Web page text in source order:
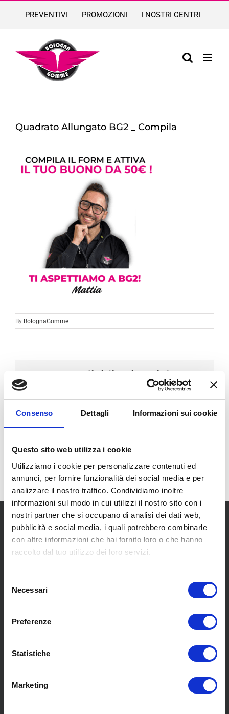
Consenso Dettagli Informazioni sui cookie
Questo sito web utilizza i cookie
Utilizziamo i cookie per personalizzare contenuti ed
annunci, per fornire funzionalità dei social media e per
analizzare il nostro traffico. Condividiamo inoltre
informazioni sul modo in cui utilizzi il nostro sito con i
nostri partner che si occupano di analisi dei dati web,
pubblicità e social media, i quali potrebbero combinarle
con altre informazioni che hai fornito loro o che hanno
raccolto dal tuo utilizzo dei loro servizi.
delNecessari
Preferenze
Statistiche
Marketing
content
PREVENTIVI PROMOZIONI I NOSTRI CENTRI
Quadrato Allungato BG2 _ Compila
By BolognaGomme
Condividi sui social
FacebookLinkedInEmail
Chi siamo
Meccanica
Convenzioni